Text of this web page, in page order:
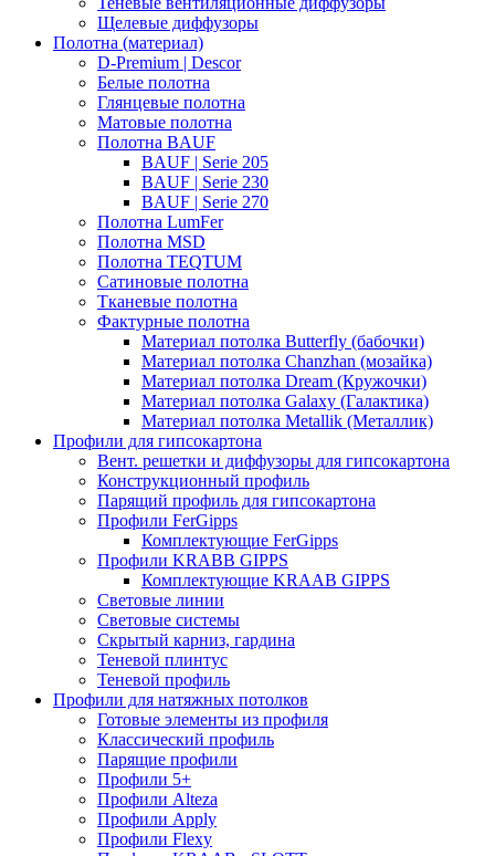
Щелевые диффузоры
Полотна (материал)
D-Premium | Descor
Белые полотна
Глянцевые полотна
Матовые полотна
Полотна BAUF
BAUF | Serie 205
BAUF | Serie 230
BAUF | Serie 270
Полотна LumFer
Полотна MSD
Полотна TEQTUM
Сатиновые полотна
Тканевые полотна
Фактурные полотна
Материал потолка Butterfly (бабочки)
Материал потолка Chanzhan (мозайка)
Материал потолка Dream (Кружочки)
Материал потолка Galaxy (Галактика)
Материал потолка Metallik (Металлик)
Профили для гипсокартона
Вент. решетки и диффузоры для гипсокартона
Конструкционный профиль
Парящий профиль для гипсокартона
Профили FerGipps
Комплектующие FerGipps
Профили KRABB GIPPS
Комплектующие KRAAB GIPPS
Световые линии
Световые системы
Скрытый карниз, гардина
Теневой плинтус
Теневой профиль
Профили для натяжных потолков
Готовые элементы из профиля
Классический профиль
Парящие профили
Профили 5+
Профили Alteza
Профили Apply
Профили Flexy